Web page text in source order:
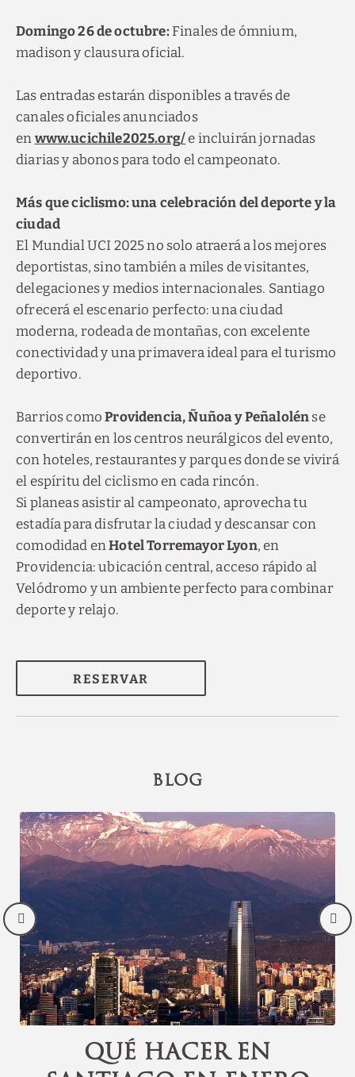
Domingo 26 de octubre:Finales de ómnium,
madison y clausura oficial.
Las entradas estarán disponibles a través de
canales oficiales anunciados
enwww.ucichile2025.org/e incluirán jornadas
diarias y abonos para todo el campeonato.
Más que ciclismo: una celebración del deporte y la
ciudad
El Mundial UCI 2025 no solo atraerá a los mejores
deportistas, sino también a miles de visitantes,
delegaciones y medios internacionales. Santiago
ofrecerá el escenario perfecto: una ciudad
moderna, rodeada de montañas, con excelente
conectividad y una primavera ideal para el turismo
deportivo.
Barrios comoProvidencia, Ñuñoa y Peñalolénse
convertirán en los centros neurálgicos del evento,
con hoteles, restaurantes y parques donde se vivirá
el espíritu del ciclismo en cada rincón.
Si planeas asistir al campeonato, aprovecha tu
estadía para disfrutar la ciudad y descansar con
comodidad enHotel Torremayor Lyon, en
Providencia: ubicación central, acceso rápido al
Velódromo y un ambiente perfecto para combinar
deporte y relajo.
RESERVAR
BLOG
Qué hacer en